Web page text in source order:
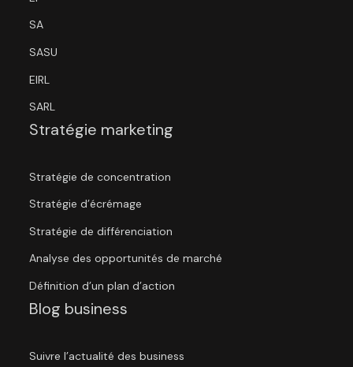
SA
SASU
EIRL
SARL
Stratégie marketing
Stratégie de concentration
Stratégie d’écrémage
Stratégie de différenciation
Analyse des opportunités de marché
Définition d’un plan d’action
Blog business
Suivre l’actualité des business